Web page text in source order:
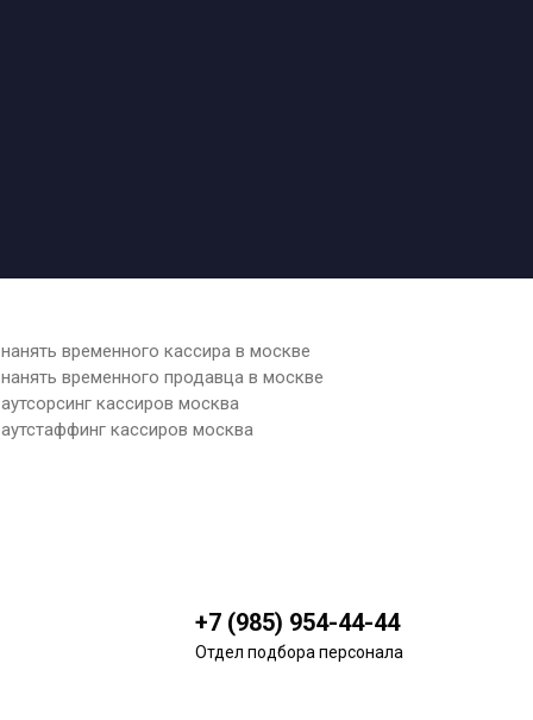
нанять временного кассира в москве
нанять временного продавца в москве
аутсорсинг кассиров москва
аутстаффинг кассиров москва
+7 (985) 954-44-44
Отдел подбора персонала